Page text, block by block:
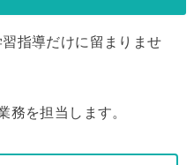
指導だけに留まりませ
務を担当します。